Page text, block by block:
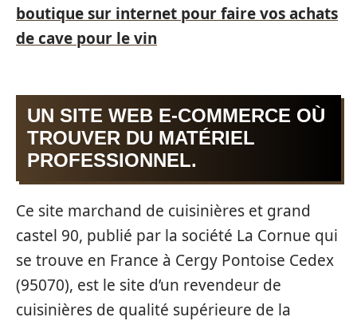
boutique sur internet pour faire vos achats
de cave pour le vin
UN SITE WEB E-COMMERCE OÙ
TROUVER DU MATÉRIEL
PROFESSIONNEL.
Ce site marchand de cuisinières et grand
castel 90, publié par la société La Cornue qui
se trouve en France à Cergy Pontoise Cedex
(95070), est le site d’un revendeur de
cuisinières de qualité supérieure de la